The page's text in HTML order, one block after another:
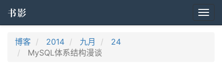
书影
博客 2014 九月
24
MySQL体系结构漫谈